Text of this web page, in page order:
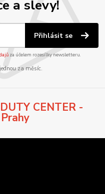
a slevy!
Přihlásit se
za účelem rozesílky newsletteru.
za měsíc.
CENTER -